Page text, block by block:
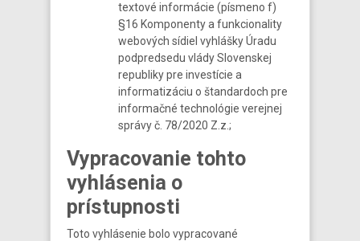
textové informácie (písmeno f)
§16 Komponenty a funkcionality
webových sídiel vyhlášky Úradu
podpredsedu vlády Slovenskej
republiky pre investície a
informatizáciu o štandardoch pre
informačné technológie verejnej
správy č. 78/2020 Z.z.;
Vypracovanie tohto
vyhlásenia o
prístupnosti
Toto vyhlásenie bolo vypracované